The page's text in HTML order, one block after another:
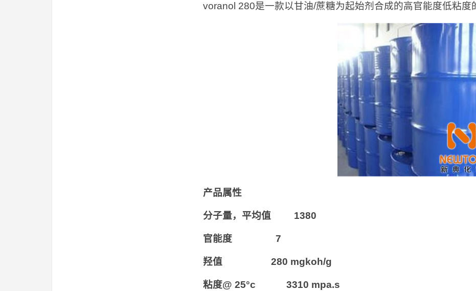
voranol 280是一款以甘油/蔗糖为起始剂合成的高官能度低粘度
产品属性
分子量，平均值 1380
官能度 7
羟值 280 mgkoh/g
粘度@ 25°c 3310 mpa.s